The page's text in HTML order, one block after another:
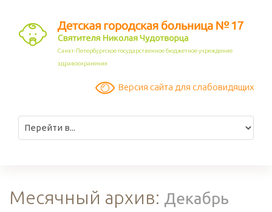
Санкт-Петербургское государственное бюджетное учреждение
здравоохранения
Версия сайта для слабовидящих
Месячный архив: Декабрь